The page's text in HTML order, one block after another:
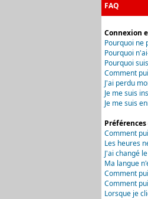
FAQ
Connexion
Pourquoi ne
Pourquoi
Pourquoi
Comment
J'ai perdu
Je me suis
Je me suis
Comment
Les heures
J'ai changé
Ma langue
Comment
Comment
Lorsque je